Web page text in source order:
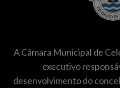
A Câmara Municipal de
executivo
desenvolvimento do